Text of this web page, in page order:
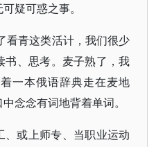
疑可惑之事。
看青这类活计，我们很少
书、思考。麦子熟了，我
一本俄语辞典走在麦地
念念有词地背着单词。
、或上师专、当职业运动